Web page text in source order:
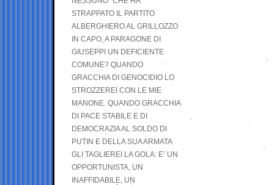
STRAPPATO IL PARTITO
ALBERGHIERO AL GRILLOZZO
IN CAPO, A PARAGONE DI
GIUSEPPI UN DEFICIENTE
COMUNE? QUANDO
GRACCHIA DI GENOCIDIO LO
STROZZEREI CON LE MIE
MANONE. QUANDO GRACCHIA
DI PACE STABILE E DI
DEMOCRAZIA AL SOLDO DI
PUTIN E DELLA SUA ARMATA
GLI TAGLIEREI LA GOLA: E’ UN
OPPORTUNISTA, UN
INAFFIDABILE, UN